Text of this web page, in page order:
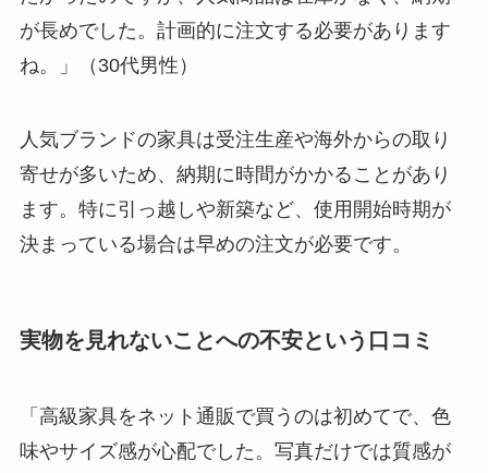
が長めでした。計画的に注文する必要があります
ね。」（30代男性）
人気ブランドの家具は受注生産や海外からの取り
寄せが多いため、納期に時間がかかることがあり
ます。特に引っ越しや新築など、使用開始時期が
決まっている場合は早めの注文が必要です。
実物を見れないことへの不安という口コミ
「高級家具をネット通販で買うのは初めてで、色
味やサイズ感が心配でした。写真だけでは質感が